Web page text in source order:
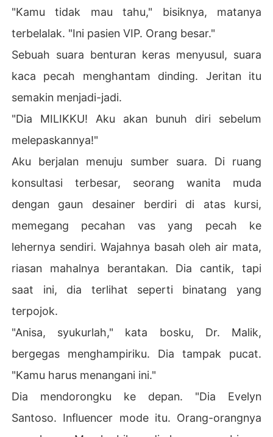
"Kamu tidak mau tahu," bisiknya, matanya
terbelalak. "Ini pasien VIP. Orang besar."
Sebuah suara benturan keras menyusul, suara
kaca pecah menghantam dinding. Jeritan itu
semakin menjadi-jadi.
"Dia MILIKKU! Aku akan bunuh diri sebelum
melepaskannya!"
Aku berjalan menuju sumber suara. Di ruang
konsultasi terbesar, seorang wanita muda
dengan gaun desainer berdiri di atas kursi,
memegang pecahan vas yang pecah ke
lehernya sendiri. Wajahnya basah oleh air mata,
riasan mahalnya berantakan. Dia cantik, tapi
saat ini, dia terlihat seperti binatang yang
terpojok.
"Anisa, syukurlah," kata bosku, Dr. Malik,
bergegas menghampiriku. Dia tampak pucat.
"Kamu harus menangani ini."
Dia mendorongku ke depan. "Dia Evelyn
Santoso. Influencer mode itu. Orang-orangnya